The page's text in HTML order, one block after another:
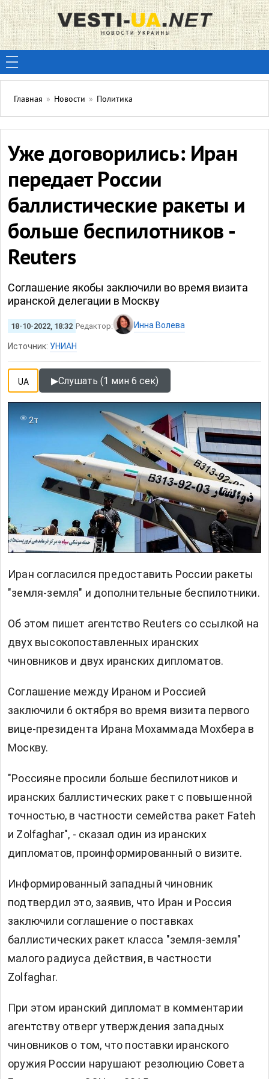
Главная » Новости » Политика
Уже договорились: Иран
передает России
баллистические ракеты и
больше беспилотников -
Reuters
Соглашение якобы заключили во время визита
иранской делегации в Москву
18-10-2022, 18:32 Редактор: Инна Волева
Источник: УНИАН
UA ▶Слушать (1 мин 6 сек)
2т
Иран согласился предоставить России ракеты
"земля-земля" и дополнительные беспилотники.
Об этом пишет агентство Reuters со ссылкой на
двух высокопоставленных иранских
чиновников и двух иранских дипломатов.
Соглашение между Ираном и Россией
заключили 6 октября во время визита первого
вице-президента Ирана Мохаммада Мохбера в
Москву.
"Россияне просили больше беспилотников и
иранских баллистических ракет с повышенной
точностью, в частности семейства ракет Fateh
и Zolfaghar", - сказал один из иранских
дипломатов, проинформированный о визите.
Информированный западный чиновник
подтвердил это, заявив, что Иран и Россия
заключили соглашение о поставках
баллистических ракет класса "земля-земля"
малого радиуса действия, в частности
Zolfaghar.
При этом иранский дипломат в комментарии
агентству отверг утверждения западных
чиновников о том, что поставки иранского
оружия России нарушают резолюцию Совета